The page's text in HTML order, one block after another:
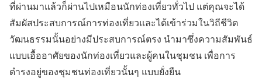
ที่ผ่านมาแล้วก็ผ่านไปเหมือนนักท่องเที่ยวทั่วไป แต่คุณจะได้
สัมผัสประสบการณ์การท่องเที่ยวและได้เข้าร่วมในวิถีชีวิต
วัฒนธรรมนั้นอย่างมีประสบการณ์ตรง นำมาซึ่งความสัมพันธ์
แบบเอื้ออาศัยของนักท่องเที่ยวและผู้คนในชุมชน เพื่อการ
ดำรงอยู่ของชุมชนท่องเที่ยวนั้นๆ แบบยั่งยืน